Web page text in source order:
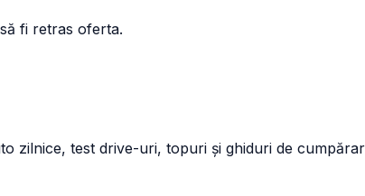
fi retras oferta.
zilnice, test drive-uri, topuri și ghiduri de